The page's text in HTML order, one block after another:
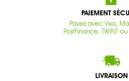
PAIEMENT
Payez avec Visa,
PostFinance, TWINT
LIVRAISON